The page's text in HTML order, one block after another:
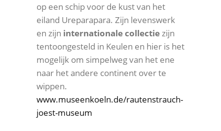
op een schip voor de kust van het
eiland Ureparapara. Zijn levenswerk
en zijn internationalecollectiezijn
tentoongesteld in Keulen en hier is het
mogelijk om simpelweg van het ene
naar het andere continent over te
wippen.
www.museenkoeln.de/rautenstrauch-
joest-museum